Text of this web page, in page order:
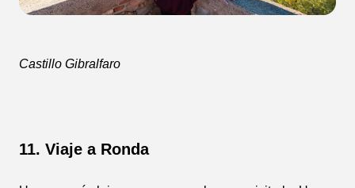
Castillo Gibralfaro
11. Viaje a Ronda